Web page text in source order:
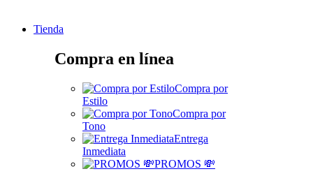
Tienda
Compra en línea
Compra por
Estilo
Compra por
Tono
Entrega
Inmediata
PROMOS 💸